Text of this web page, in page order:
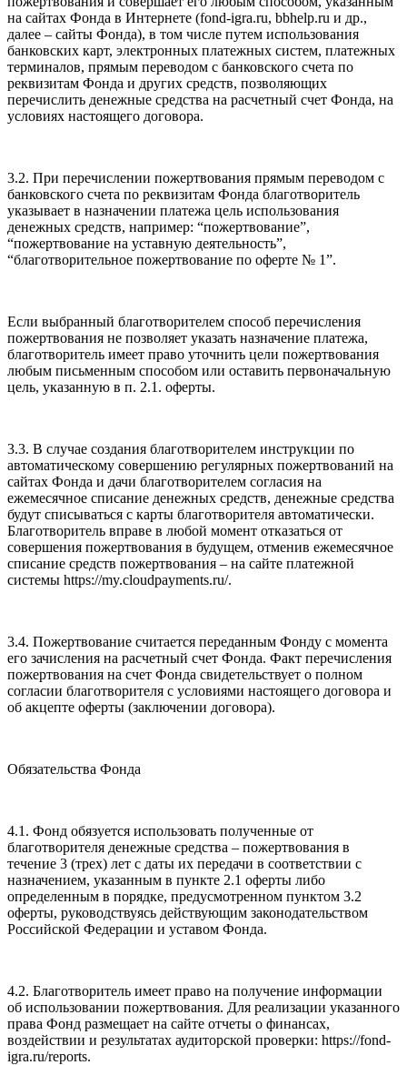
на сайтах Фонда в Интернете (fond-igra.ru, bbhelp.ru и др.,
далее – сайты Фонда), в том числе путем использования
банковских карт, электронных платежных систем, платежных
терминалов, прямым переводом с банковского счета по
реквизитам Фонда и других средств, позволяющих
перечислить денежные средства на расчетный счет Фонда, на
условиях настоящего договора.
3.2. При перечислении пожертвования прямым переводом с
банковского счета по реквизитам Фонда благотворитель
указывает в назначении платежа цель использования
денежных средств, например: “пожертвование”,
“пожертвование на уставную деятельность”,
“благотворительное пожертвование по оферте № 1”.
Если выбранный благотворителем способ перечисления
пожертвования не позволяет указать назначение платежа,
благотворитель имеет право уточнить цели пожертвования
любым письменным способом или оставить первоначальную
цель, указанную в п. 2.1. оферты.
3.3. В случае создания благотворителем инструкции по
автоматическому совершению регулярных пожертвований на
сайтах Фонда и дачи благотворителем согласия на
ежемесячное списание денежных средств, денежные средства
будут списываться с карты благотворителя автоматически.
Благотворитель вправе в любой момент отказаться от
совершения пожертвования в будущем, отменив ежемесячное
списание средств пожертвования – на сайте платежной
системы https://my.cloudpayments.ru/.
3.4. Пожертвование считается переданным Фонду с момента
его зачисления на расчетный счет Фонда. Факт перечисления
пожертвования на счет Фонда свидетельствует о полном
согласии благотворителя с условиями настоящего договора и
об акцепте оферты (заключении договора).
Обязательства Фонда
4.1. Фонд обязуется использовать полученные от
благотворителя денежные средства – пожертвования в
течение 3 (трех) лет с даты их передачи в соответствии с
назначением, указанным в пункте 2.1 оферты либо
определенным в порядке, предусмотренном пунктом 3.2
оферты, руководствуясь действующим законодательством
Российской Федерации и уставом Фонда.
4.2. Благотворитель имеет право на получение информации
об использовании пожертвования. Для реализации указанного
права Фонд размещает на сайте отчеты о финансах,
воздействии и результатах аудиторской проверки: https://fond-
igra.ru/reports.